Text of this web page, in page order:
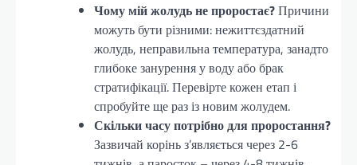
Чому мій жолудь не проростає?Причини
можуть бути різними: нежиттєздатний
жолудь, неправильна температура, занадто
глибоке занурення у воду або брак
стратифікації. Перевірте кожен етап і
спробуйте ще раз із новим жолудем.
Скільки часу потрібно для проростання?
Зазвичай корінь з’являється через 2-6